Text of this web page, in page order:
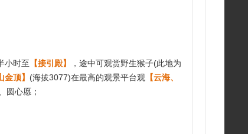
小时至 【接引殿】
，途中可观赏野生猴子(此地为
金顶】 (海拔3077)在最高的观景平台观 【云海、
圆心愿；